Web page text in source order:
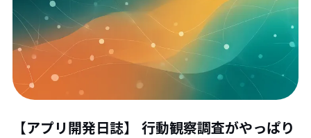
【アプリ開発日誌】 行動観察調査がやっぱり